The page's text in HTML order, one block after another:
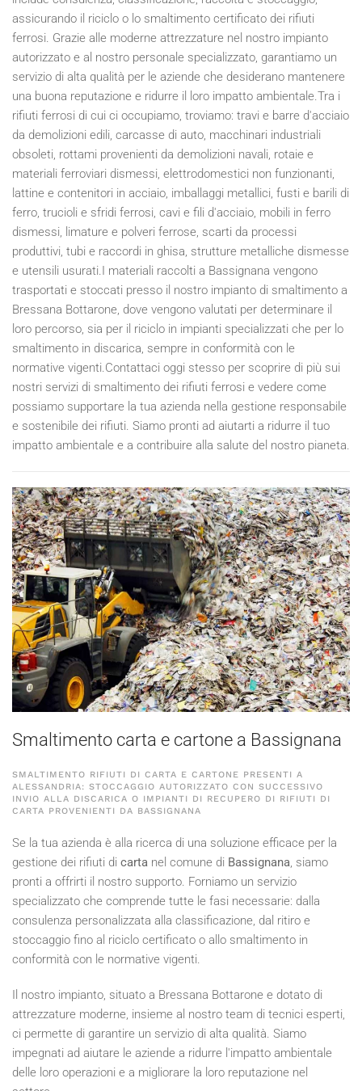
assicurando il riciclo o lo smaltimento certificato dei rifiuti
ferrosi. Grazie alle moderne attrezzature nel nostro impianto
autorizzato e al nostro personale specializzato, garantiamo un
servizio di alta qualità per le aziende che desiderano mantenere
una buona reputazione e ridurre il loro impatto ambientale.Tra i
rifiuti ferrosi di cui ci occupiamo, troviamo: travi e barre d'acciaio
da demolizioni edili, carcasse di auto, macchinari industriali
obsoleti, rottami provenienti da demolizioni navali, rotaie e
materiali ferroviari dismessi, elettrodomestici non funzionanti,
lattine e contenitori in acciaio, imballaggi metallici, fusti e barili di
ferro, trucioli e sfridi ferrosi, cavi e fili d'acciaio, mobili in ferro
dismessi, limature e polveri ferrose, scarti da processi
produttivi, tubi e raccordi in ghisa, strutture metalliche dismesse
e utensili usurati.I materiali raccolti a Bassignana vengono
trasportati e stoccati presso il nostro impianto di smaltimento a
Bressana Bottarone, dove vengono valutati per determinare il
loro percorso, sia per il riciclo in impianti specializzati che per lo
smaltimento in discarica, sempre in conformità con le
normative vigenti.Contattaci oggi stesso per scoprire di più sui
nostri servizi di smaltimento dei rifiuti ferrosi e vedere come
possiamo supportare la tua azienda nella gestione responsabile
e sostenibile dei rifiuti. Siamo pronti ad aiutarti a ridurre il tuo
impatto ambientale e a contribuire alla salute del nostro pianeta.
Smaltimento carta e cartone a Bassignana
SMALTIMENTO RIFIUTI DI CARTA E CARTONE PRESENTI A
ALESSANDRIA: STOCCAGGIO AUTORIZZATO CON SUCCESSIVO
INVIO ALLA DISCARICA O IMPIANTI DI RECUPERO DI RIFIUTI DI
CARTA PROVENIENTI DA BASSIGNANA
Se la tua azienda è alla ricerca di una soluzione efficace per la
gestione dei rifiuti di carta nel comune di Bassignana, siamo
pronti a offrirti il nostro supporto. Forniamo un servizio
specializzato che comprende tutte le fasi necessarie: dalla
consulenza personalizzata alla classificazione, dal ritiro e
stoccaggio fino al riciclo certificato o allo smaltimento in
conformità con le normative vigenti.
Il nostro impianto, situato a Bressana Bottarone e dotato di
attrezzature moderne, insieme al nostro team di tecnici esperti,
ci permette di garantire un servizio di alta qualità. Siamo
impegnati ad aiutare le aziende a ridurre l'impatto ambientale
delle loro operazioni e a migliorare la loro reputazione nel